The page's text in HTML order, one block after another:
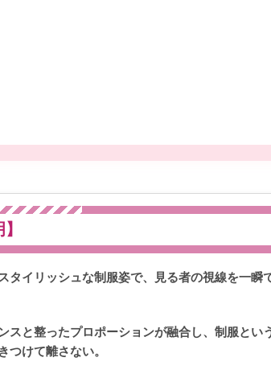
タイリッシュな制服姿で、見る者の視線を一
スと整ったプロポーションが融合し、制服と
つけて離さない。